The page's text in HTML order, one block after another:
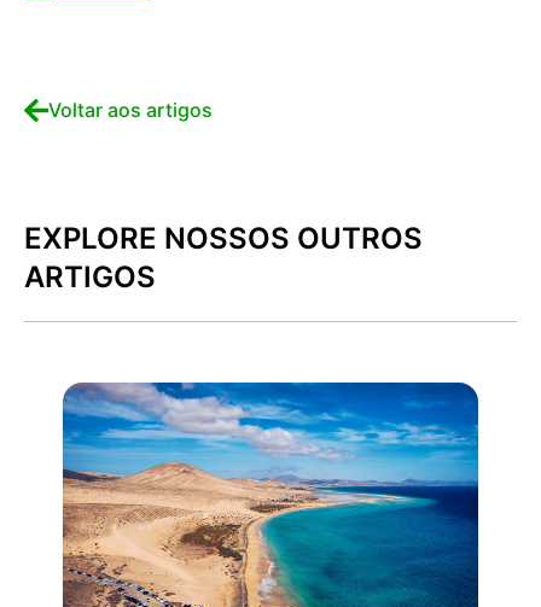
Voltar aos artigos
EXPLORE NOSSOS OUTROS
ARTIGOS